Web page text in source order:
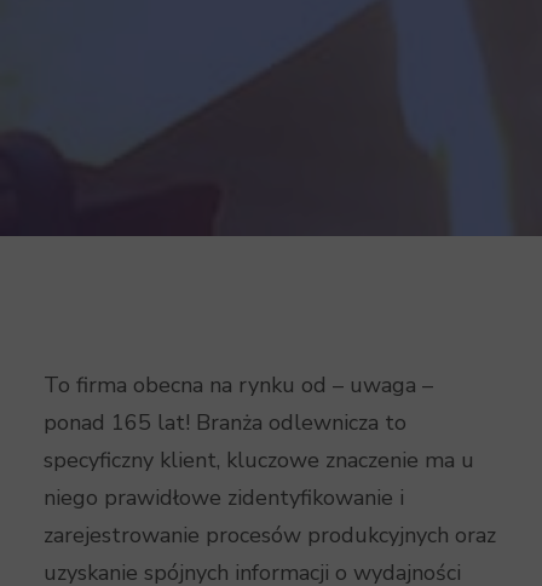
To firma obecna na rynku od – uwaga –
ponad 165 lat! Branża odlewnicza to
specyficzny klient, kluczowe znaczenie ma u
niego prawidłowe zidentyfikowanie i
zarejestrowanie procesów produkcyjnych oraz
uzyskanie spójnych informacji o wydajności